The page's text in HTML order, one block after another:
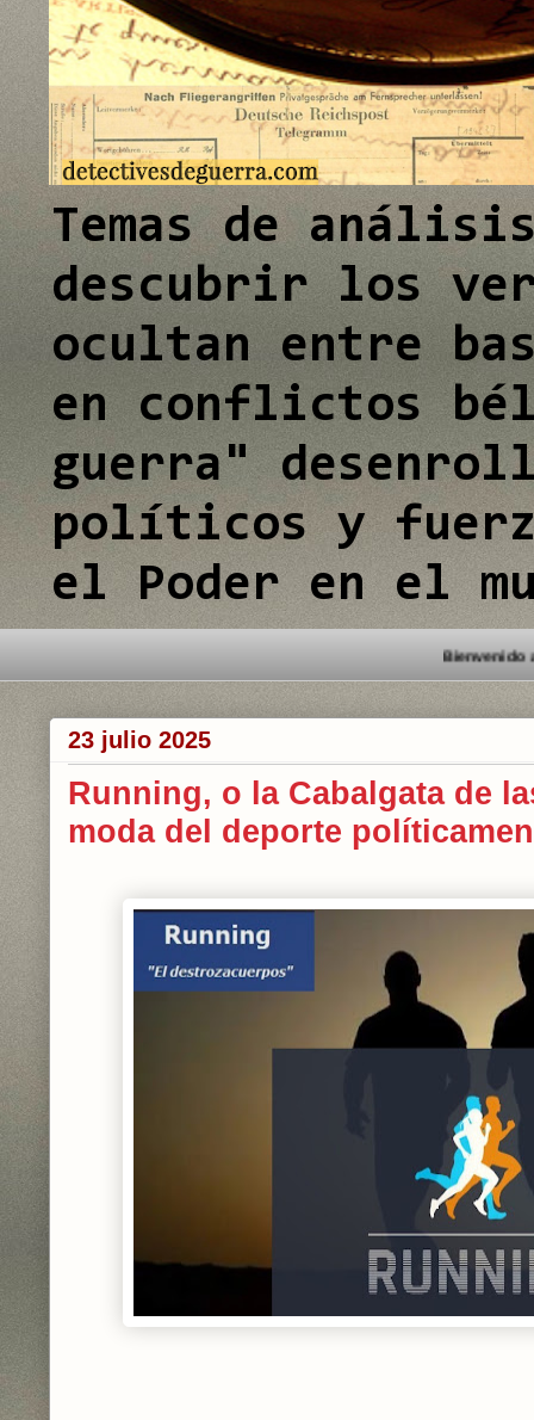
Temas de
descubrir los
ocultan entre
en conflictos
guerra"
políticos y
el Poder en el
23 julio 2025
Running, o la Cabalgata de
moda del deporte